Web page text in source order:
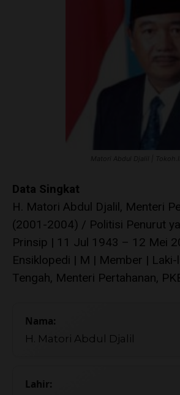
Data Singkat
H. Matori Abdul Djalil, Menteri
(2001-2004) / Politisi Penurut
Prinsip | 11 Jul 1943 – 12 Mei
Ensiklopedi | M | Member | Laki-
Tengah, Menteri Pertahanan,
Nama:
H. Matori Abdul Djalil
Lahir: